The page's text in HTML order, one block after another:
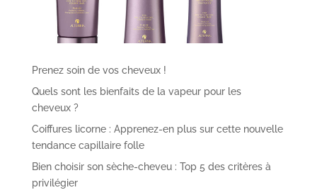
Prenez soin de vos cheveux !
Quels sont les bienfaits de la vapeur pour les
cheveux ?
Coiffures licorne : Apprenez-en plus sur cette nouvelle
tendance capillaire folle
Bien choisir son sèche-cheveu : Top 5 des critères à
privilégier